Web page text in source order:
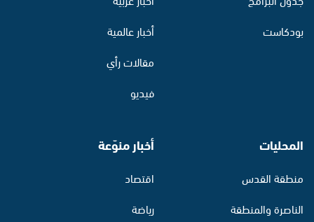
بودكاست
أخبار عالمية
مقالات رأي
فيديو
المحليات
منطقة القدس
الناصرة والمنطقة
أخبار منوّعة
اقتصاد
رياضة